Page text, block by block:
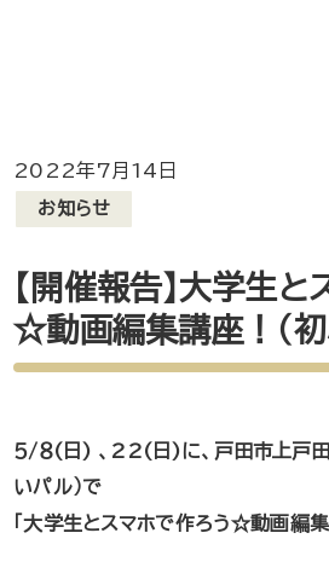
2022年7月14日
お知らせ
【開催報告】大学生と
☆動画編集講座！（初
５/８(日) 、22(日)に、戸田市上戸田
いパル）で
「大学生とスマホで作ろう☆動画編集